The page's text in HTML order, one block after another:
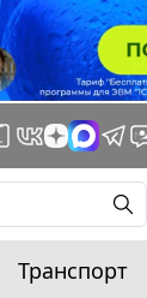
Транспорт